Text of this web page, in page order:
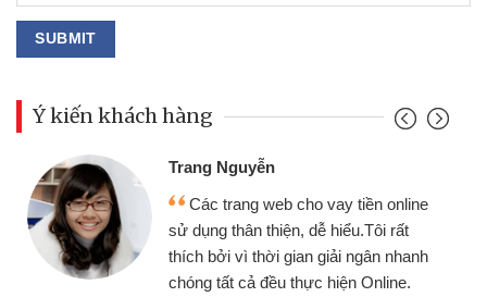
Ý kiến khách hàng
Trang Nguyễn
Các trang web cho vay tiền online
sử dụng thân thiện, dễ hiểu.Tôi rất
thích bởi vì thời gian giải ngân nhanh
chóng tất cả đều thực hiện Online.